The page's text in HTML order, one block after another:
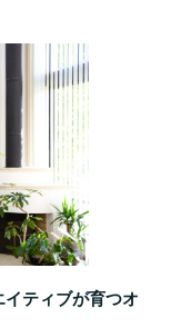
ティブが育つオ